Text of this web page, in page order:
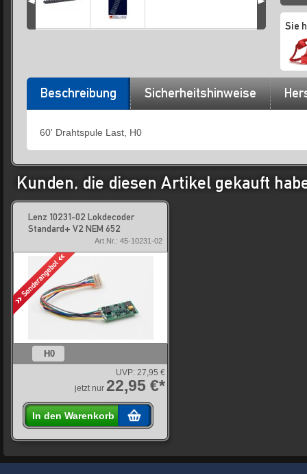
Sie
Beschreibung Sicherheitshinweise
60' Drahtspule Last, H0
Kunden, die diesen Artikel gekauft
Lenz 10231-02 Lokdecoder
Standard+ V2 NEM 652
Art.Nr.: 45-10231-02
H0
UVP: 27,95 €
jetzt nur 22,95 €*
In den Warenkorb